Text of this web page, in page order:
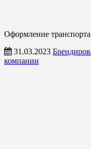
Оформление транспорта
31.03.2023
компании